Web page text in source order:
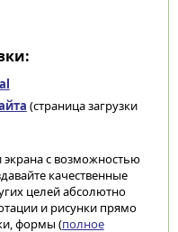
(страница загрузки
с возможностью
качественные
целей абсолютно
и рисунки прямо
формы (полное